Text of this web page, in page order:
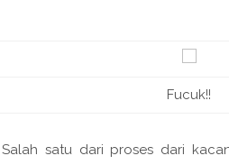
Fucuk!!
Salah satu dari proses dari